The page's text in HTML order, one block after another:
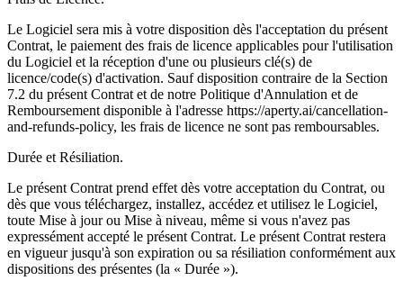
Le Logiciel sera mis à votre disposition dès l'acceptation du présent
Contrat, le paiement des frais de licence applicables pour l'utilisation
du Logiciel et la réception d'une ou plusieurs clé(s) de
licence/code(s) d'activation. Sauf disposition contraire de la Section
7.2 du présent Contrat et de notre Politique d'Annulation et de
Remboursement disponible à l'adresse https://aperty.ai/cancellation-
and-refunds-policy, les frais de licence ne sont pas remboursables.
Durée et Résiliation.
Le présent Contrat prend effet dès votre acceptation du Contrat, ou
dès que vous téléchargez, installez, accédez et utilisez le Logiciel,
toute Mise à jour ou Mise à niveau, même si vous n'avez pas
expressément accepté le présent Contrat. Le présent Contrat restera
en vigueur jusqu'à son expiration ou sa résiliation conformément aux
dispositions des présentes (la « Durée »).